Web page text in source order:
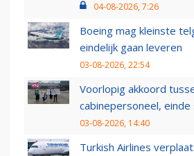
04-08-2026, 7:26
Boeing mag kleinste
eindelijk gaan leveren
03-08-2026, 22:54
Voorlopig akkoord
cabinepersoneel, einde
03-08-2026, 14:40
Turkish Airlines